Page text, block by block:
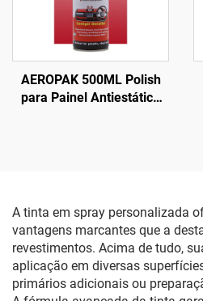
AEROPAK 500ML Polish
para Painel Antiestático
A tinta em spray personalizada
vantagens marcantes que a
revestimentos. Acima de tudo,
aplicação em diversas
primários adicionais ou